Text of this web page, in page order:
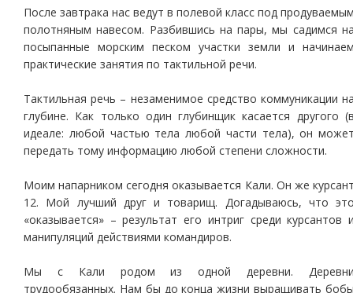
После завтрака нас ведут в полевой класс под
полотняным навесом. Разбившись на пары, мы садимся
посыпанные морским песком участки земли и
практические занятия по тактильной речи.
Тактильная речь – незаменимое средство коммуникации
глубине. Как только один глубинщик касается другого
идеале: любой частью тела любой части тела), он
передать тому информацию любой степени сложности.
Моим напарником сегодня оказывается Кали. Он же
12. Мой лучший друг и товарищ. Догадываюсь, что
«оказывается» – результат его интриг среди курсантов
манипуляций действиями командиров.
Мы с Кали родом из одной деревни.
трудообязанных. Нам бы до конца жизни выращивать